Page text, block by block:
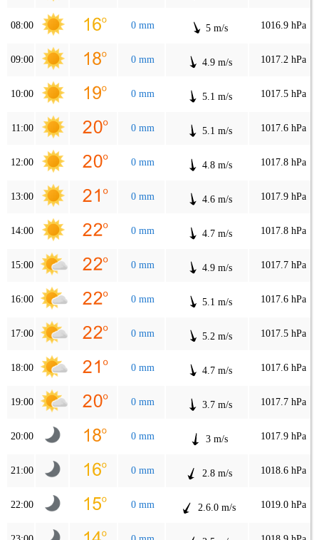
08:00 0 mm 5 m/s 1016.9 hPa
09:00 0 mm 4.9 m/s 1017.2 hPa
10:00 0 mm 5.1 m/s 1017.5 hPa
11:00 0 mm 5.1 m/s 1017.6 hPa
12:00 0 mm 4.8 m/s 1017.8 hPa
13:00 0 mm 4.6 m/s 1017.9 hPa
14:00 0 mm 4.7 m/s 1017.8 hPa
15:00 0 mm 4.9 m/s 1017.7 hPa
16:00 0 mm 5.1 m/s 1017.6 hPa
17:00 0 mm 5.2 m/s 1017.5 hPa
18:00 0 mm 4.7 m/s 1017.6 hPa
19:00 0 mm 3.7 m/s 1017.7 hPa
20:00 0 mm 3 m/s 1017.9 hPa
21:00 0 mm 2.8 m/s 1018.6 hPa
22:00 0 mm 2.6.0 m/s 1019.0 hPa